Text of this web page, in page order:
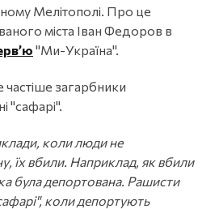
Мелітополі. Про це
міста Іван Федоров в
"Ми-Україна".
загарбники
"сафарі".
коли люди не
їх вбили. Наприклад, як вбили
була депортована. Рашисти
коли депортують